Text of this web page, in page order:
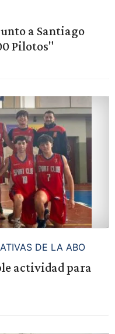
a Santiago
Pilotos"
DE LA ABO
actividad para